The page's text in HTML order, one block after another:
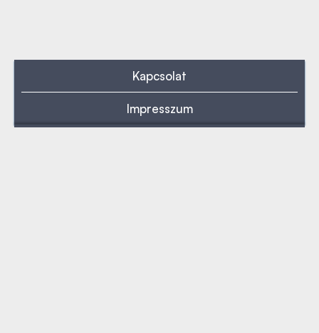
Kapcsolat
Impresszum